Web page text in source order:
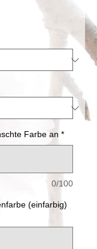
Farbe an *
0/100
(einfarbig)